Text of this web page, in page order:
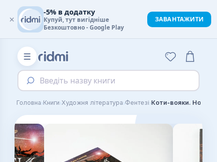
☰
Введіть назву книги
Головна›Книги›Художня література›Фентезі›
×
-5% в додатку
Купуй, тут вигідніше
Безкоштовно - Google Play
ЗАВАНТАЖИТИ